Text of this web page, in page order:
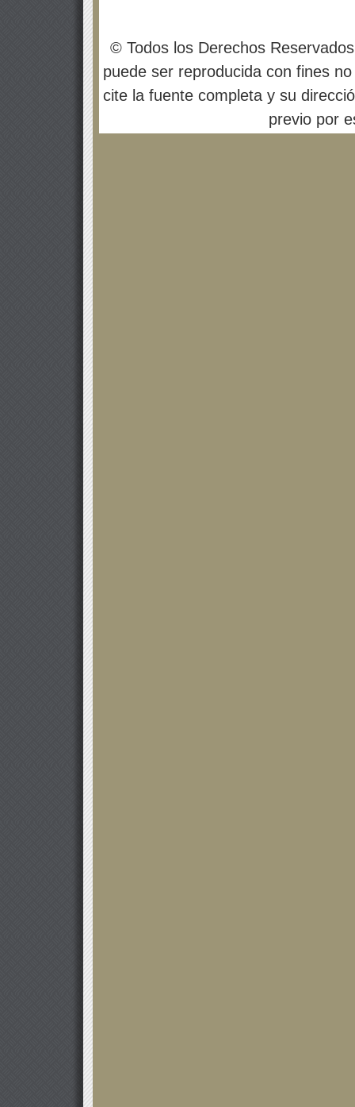
© Todos los Derechos
puede ser reproducida con fines
cite la fuente completa y su
previo por